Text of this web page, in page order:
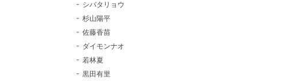
シバタリョウ
杉山陽平
佐藤香苗
ダイモンナオ
若林夏
黒田有里